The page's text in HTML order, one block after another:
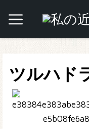
ツルハド